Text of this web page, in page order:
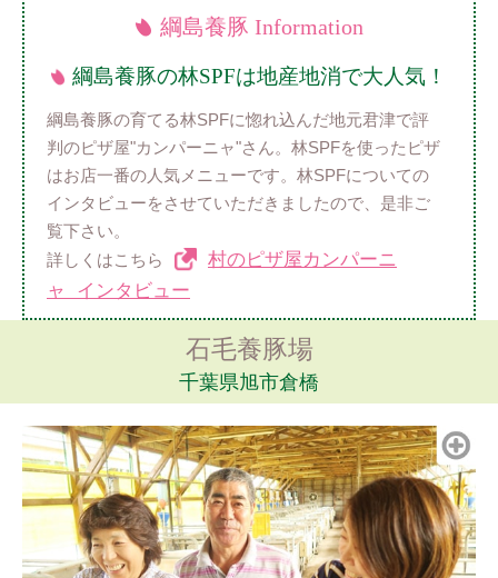
綱島養豚 Information
綱島養豚の林SPFは地産地消で大人気！
綱島養豚の育てる林SPFに惚れ込んだ地元君津で評
判のピザ屋"カンパーニャ"さん。林SPFを使ったピザ
はお店一番の人気メニューです。林SPFについての
インタビューをさせていただきましたので、是非ご
覧下さい。
詳しくはこちら
村のピザ屋カンパーニ
ャ インタビュー
石毛養豚場
千葉県旭市倉橋